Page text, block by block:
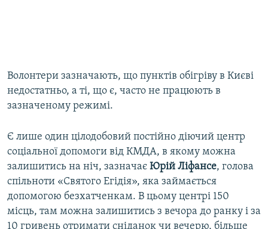
Волонтери зазначають, що пунктів обігріву в Києві
недостатньо, а ті, що є, часто не працюють в
зазначеному режимі.
Є лише один цілодобовий постійно діючий центр
соціальної допомоги від КМДА, в якому можна
залишитись на ніч, зазначає Юрій Ліфансе, голова
спільноти «Святого Егідія», яка займається
допомогою безхатченкам. В цьому центрі 150
місць, там можна залишитись з вечора до ранку і за
10 гривень отримати сніданок чи вечерю, більше